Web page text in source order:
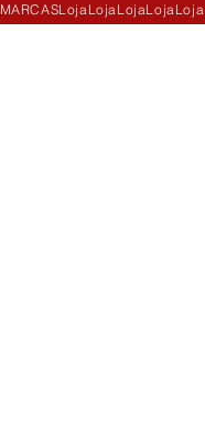
MARCASLojaLojaLojaLojaLoja